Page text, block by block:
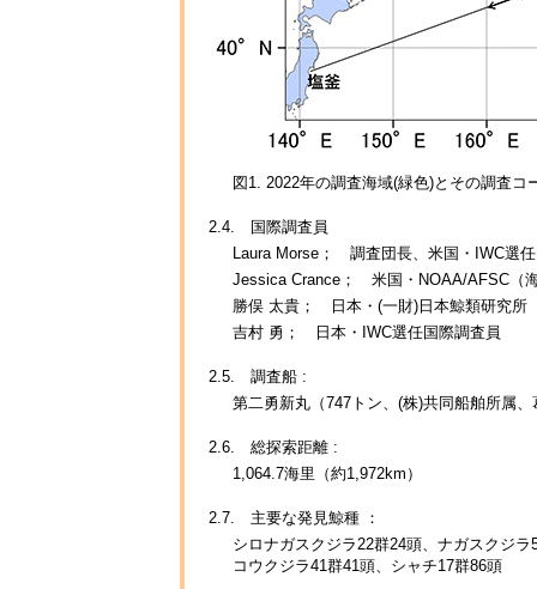
図1. 2022年の調査海域(緑色)とその調査コ
2.4. 国際調査員
Laura Morse； 調査団長、米国・IWC選
Jessica Crance； 米国・NOAA/AFSC（
勝俣 太貴； 日本・(一財)日本鯨類研究所
吉村 勇； 日本・IWC選任国際調査員
2.5. 調査船 :
第二勇新丸（747トン、(株)共同船舶所属
2.6. 総探索距離 :
1,064.7海里（約1,972km）
2.7. 主要な発見鯨種 ：
シロナガスクジラ22群24頭、ナガスクジ
コウクジラ41群41頭、シャチ17群86頭